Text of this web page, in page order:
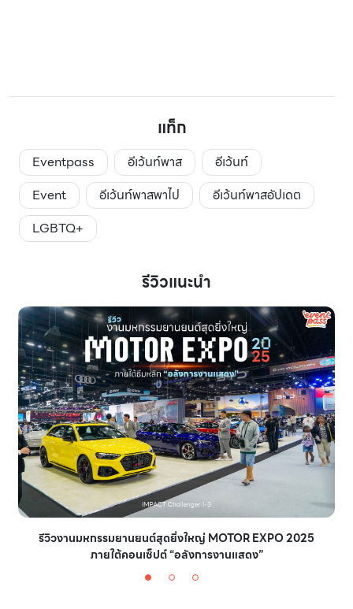
แท็ก
Eventpass อีเว้นท์พาส
อีเว้นท์
Event
อีเว้นท์พาสพาไป
อีเว้นท์พาสอัปเดต
LGBTQ+
รีวิวแนะนำ
รีวิวงานมหกรรมยานยนต์สุดยิ่งใหญ่ MOTOR EXPO 2025
ภายใต้คอนเซ็ปต์ “อลังการงานแสดง”